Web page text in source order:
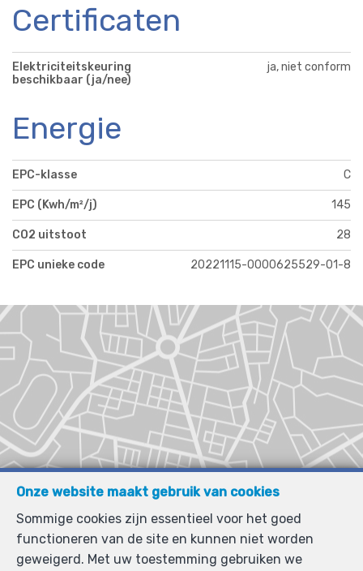
Certificaten
Elektriciteitskeuring
beschikbaar (ja/nee)
ja, niet conform
Energie
EPC-klasse C
EPC (Kwh/m²/j) 145
CO2 uitstoot 28
EPC unieke code 20221115-0000625529-01-8
Onze website maakt gebruik van cookies
Sommige cookies zijn essentieel voor het goed
functioneren van de site en kunnen niet worden
geweigerd. Met uw toestemming gebruiken we